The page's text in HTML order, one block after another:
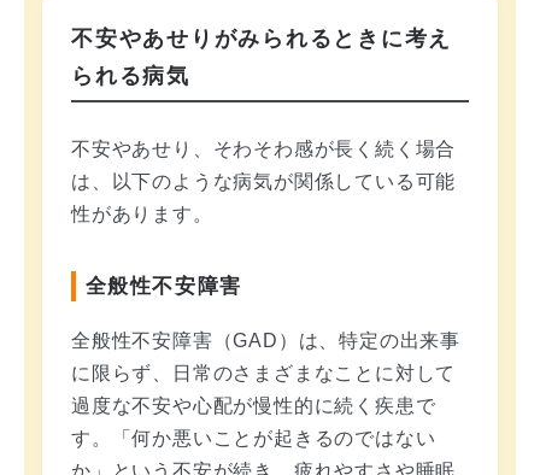
不安やあせりがみられるときに考え
られる病気
不安やあせり、そわそわ感が長く続く場合
は、以下のような病気が関係している可能
性があります。
全般性不安障害
全般性不安障害（GAD）は、特定の出来事
に限らず、日常のさまざまなことに対して
過度な不安や心配が慢性的に続く疾患で
す。「何か悪いことが起きるのではない